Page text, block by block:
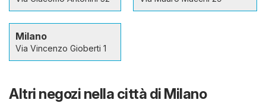
Milano
Via Vincenzo Gioberti 1
Altri negozi nella città di Milano